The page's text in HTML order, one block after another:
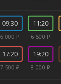
09:30
6 000 ₽
11:20
6 500 ₽
17:20
7 500 ₽
19:20
8 000 ₽